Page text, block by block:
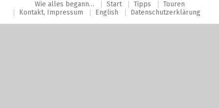
Wie alles begann…
Start Tipps
Touren
Kontakt, Impressum
English Datenschutzerklärung